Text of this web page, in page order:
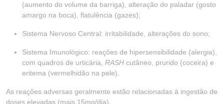
(aumento do volume da barriga), alteração do paladar (gosto
amargo na boca), flatulência (gazes);
Sistema Nervoso Central: irritabilidade, alterações do sono;
Sistema Imunológico: reações de hipersensibilidade (alergia),
com quadros de urticária, RASH cutâneo, prurido (coceira) e
eritema (vermelhidão na pele).
As reações adversas geralmente estão relacionadas à ingestão de
doses elevadas (mais 15mg/dia).